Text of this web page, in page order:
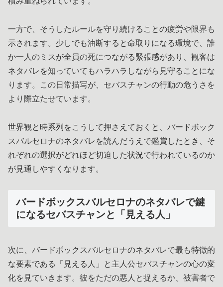
一方で、そうしたルールを守り続けることの疲労や限界も
示されます。少しでも油断すると命取りになる環境で、誰
か一人のミスが全員の死につながる緊張感があり、観客は
ネタバレを知っていてもハラハラしながら見守ることにな
ります。この日常描写が、セバスチャンの行動の危うさを
より際立たせています。
世界観と時系列をこうして押さえておくと、バードボック
スバルセロナのネタバレを読んだうえで鑑賞したとき、そ
れぞれの選択がどれほど切迫した状況で行われているのか
が見通しやすくなります。
バードボックスバルセロナのネタバレで鍵
になるセバスチャンと「見える人」
次に、バードボックスバルセロナのネタバレで最も特徴的
な要素である「見える人」と主人公セバスチャンの心の変
化を見ていきます。彼をただの悪人と捉えるか、被害者で